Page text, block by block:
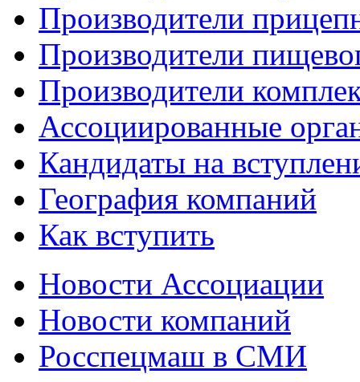
Производители
Производители
Производители
Ассоциированные
Кандидаты на
География компаний
Как вступить
Новости Ассоциации
Новости компаний
Росспецмаш в СМИ